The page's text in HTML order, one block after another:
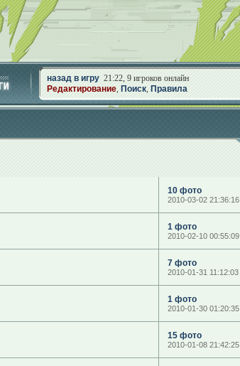
назад в игру 21:22, 9 игроков онлайн
Редактирование, Поиск, Правила
10 фото
2010-03-02 21:36:16
1 фото
2010-02-10 00:55:09
7 фото
2010-01-31 11:12:03
1 фото
2010-01-30 01:20:35
15 фото
2010-01-08 21:42:25